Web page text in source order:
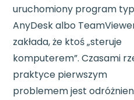
uruchomiony program
AnyDesk albo
zakłada, że ktoś „steruje
komputerem”. Czasami
praktyce pierwszym
problemem jest